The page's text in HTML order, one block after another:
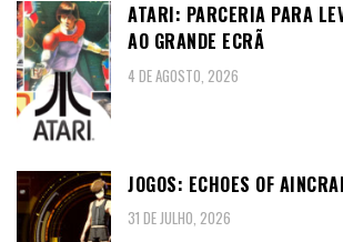
ATARI: PARCERIA PARA
AO GRANDE ECRÃ
4 DE AGOSTO, 2026
JOGOS: ECHOES OF
31 DE JULHO, 2026